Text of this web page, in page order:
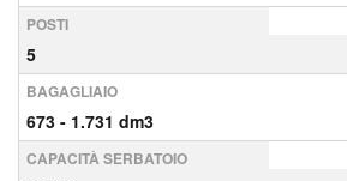
POSTI
5
BAGAGLIAIO
673 - 1.731 dm3
CAPACITÀ SERBATOIO